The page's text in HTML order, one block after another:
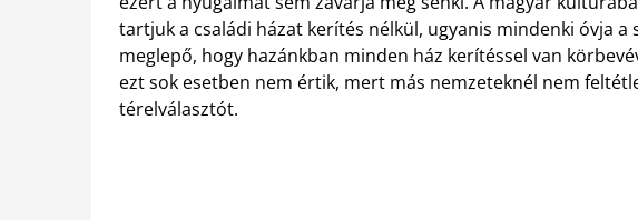
tartjuk a családi házat kerítés nélkül, ugyanis mindenki óvja a
meglepő, hogy hazánkban minden ház kerítéssel van
ezt sok esetben nem értik, mert más nemzeteknél nem
térelválasztót.